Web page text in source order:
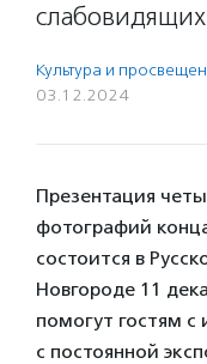
слабовидящих
Культура и
03.12.2024
Презентация
фотографий
состоится в
Новгороде 11
помогут гостям с
с постоянной